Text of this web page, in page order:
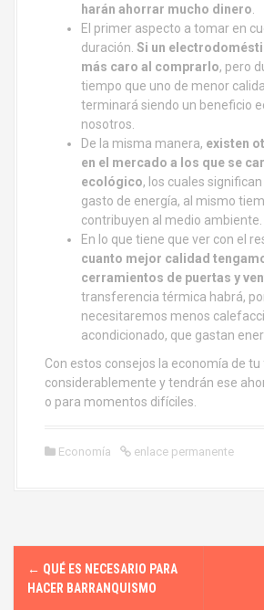
harán ahorrar mucho dinero
El primer aspecto a tomar en
duración. Si un
más caro al comprarlo, pero
tiempo que uno de menor
terminará siendo un beneficio
nosotros.
De la misma manera, existen
en el mercado a los que se
ecológico, los cuales
gasto de energía, al mismo
contribuyen al medio ambiente.
En lo que tiene que ver con el
cuanto mejor calidad
cerramientos de puertas y
transferencia térmica habrá,
necesitaremos menos
acondicionado, que gastan
Con estos consejos la economía de
considerablemente y tendrán ese
o para momentos difíciles.
Economía enlace permanente
N← QUÉ ES NECESARIO PARA
HACER BARRANQUISMO